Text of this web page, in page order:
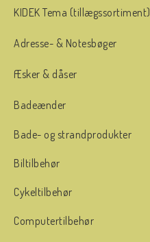
KIDEK Tema (tillægssortiment)
Adresse- & Notesbøger
Æsker & dåser
Badeænder
Bade- og strandprodukter
Biltilbehør
Cykeltilbehør
Computertilbehør